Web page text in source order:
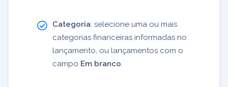
Categoria: selecione uma ou mais
categorias financeiras informadas no
lançamento, ou lançamentos com o
campo Em branco